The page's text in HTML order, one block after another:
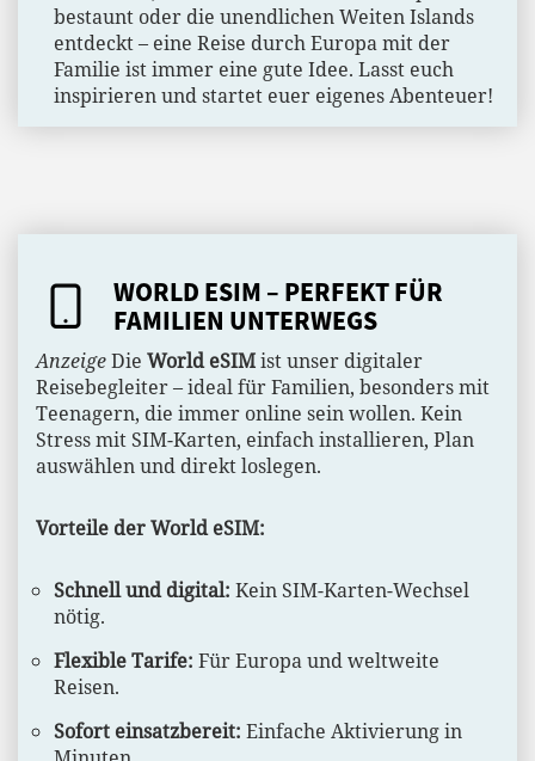
bestaunt oder die unendlichen Weiten Islands
entdeckt – eine Reise durch Europa mit der
Familie ist immer eine gute Idee. Lasst euch
inspirieren und startet euer eigenes Abenteuer!
WORLD ESIM – PERFEKT FÜR
FAMILIEN UNTERWEGS
AnzeigeDie World eSIMist unser digitaler
Reisebegleiter – ideal für Familien, besonders mit
Teenagern, die immer online sein wollen. Kein
Stress mit SIM-Karten, einfach installieren, Plan
auswählen und direkt loslegen.
Vorteile der World eSIM:
Schnell und digital: Kein SIM-Karten-Wechsel
nötig.
Flexible Tarife: Für Europa und weltweite
Reisen.
Sofort einsatzbereit: Einfache Aktivierung in